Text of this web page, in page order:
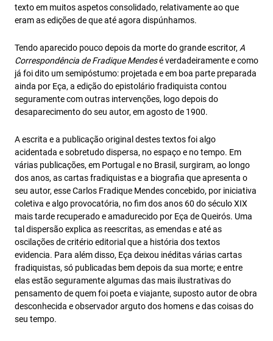
texto em muitos aspetos consolidado, relativamente ao que
eram as edições de que até agora dispúnhamos.
Tendo aparecido pouco depois da morte do grande escritor, A
Correspondência de Fradique Mendesé verdadeiramente e como
já foi dito um semipóstumo: projetada e em boa parte preparada
ainda por Eça, a edição do epistolário fradiquista contou
seguramente com outras intervenções, logo depois do
desaparecimento do seu autor, em agosto de 1900.
A escrita e a publicação original destes textos foi algo
acidentada e sobretudo dispersa, no espaço e no tempo. Em
várias publicações, em Portugal e no Brasil, surgiram, ao longo
dos anos, as cartas fradiquistas e a biografia que apresenta o
seu autor, esse Carlos Fradique Mendes concebido, por iniciativa
coletiva e algo provocatória, no fim dos anos 60 do século XIX
mais tarde recuperado e amadurecido por Eça de Queirós. Uma
tal dispersão explica as reescritas, as emendas e até as
oscilações de critério editorial que a história dos textos
evidencia. Para além disso, Eça deixou inéditas várias cartas
fradiquistas, só publicadas bem depois da sua morte; e entre
elas estão seguramente algumas das mais ilustrativas do
pensamento de quem foi poeta e viajante, suposto autor de obra
desconhecida e observador arguto dos homens e das coisas do
seu tempo.